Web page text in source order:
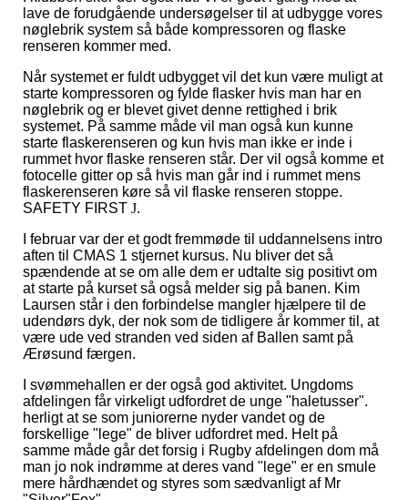
lave de forudgående undersøgelser til at udbygge vores
nøglebrik system så både kompressoren og flaske
renseren kommer med.
Når systemet er fuldt udbygget vil det kun være muligt at
starte kompressoren og fylde flasker hvis man har en
nøglebrik og er blevet givet denne rettighed i brik
systemet. På samme måde vil man også kun kunne
starte flaskerenseren og kun hvis man ikke er inde i
rummet hvor flaske renseren står. Der vil også komme et
fotocelle gitter op så hvis man går ind i rummet mens
flaskerenseren køre så vil flaske renseren stoppe.
SAFETY FIRST J.
I februar var der et godt fremmøde til uddannelsens intro
aften til CMAS 1 stjernet kursus. Nu bliver det så
spændende at se om alle dem er udtalte sig positivt om
at starte på kurset så også melder sig på banen. Kim
Laursen står i den forbindelse mangler hjælpere til de
udendørs dyk, der nok som de tidligere år kommer til, at
være ude ved stranden ved siden af Ballen samt på
Ærøsund færgen.
I svømmehallen er der også god aktivitet. Ungdoms
afdelingen får virkeligt udfordret de unge "haletusser".
herligt at se som juniorerne nyder vandet og de
forskellige "lege" de bliver udfordret med. Helt på
samme måde går det forsig i Rugby afdelingen dom må
man jo nok indrømme at deres vand "lege" er en smule
mere hårdhændet og styres som sædvanligt af Mr